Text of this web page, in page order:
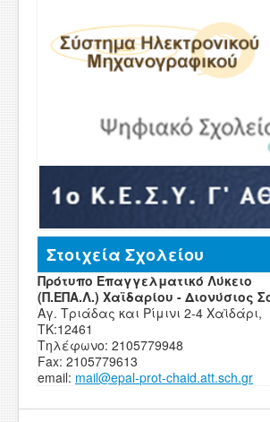
Στοιχεία Σχολείου
Πρότυπο Επαγγελματικό Λύκειο
(Π.ΕΠΑ.Λ.) Χαϊδαρίου - Διονύσιος
Αγ. Τριάδας και Ρίμινι 2-4 Χαϊδάρι,
ΤΚ:12461
Τηλέφωνο: 2105779948
Fax: 2105779613
email: mail@epal-prot-chaid.att.sch.gr